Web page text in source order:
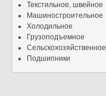
Текстильное, швейное
Машиностроительное
Холодильное
Грузоподъемное
Сельскохозяйственное
Подшипники